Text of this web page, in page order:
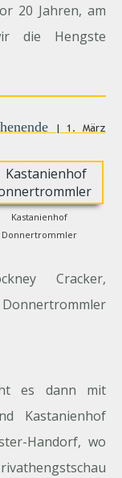
20 Jahren, am
die Hengste
| 1. März
Kastanienhof
Donnertrommler
Cracker,
Donnertrommler
es dann mit
Kastanienhof
Handorf, wo